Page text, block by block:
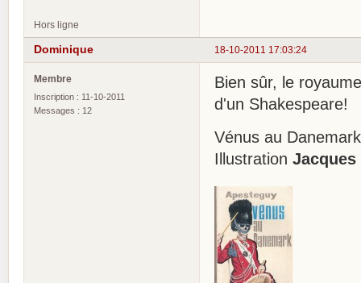
Hors ligne
18-10-2011 17:03:24
Dominique
Membre
Inscription : 11-10-2011
Messages : 12
Bien sûr, le
d'un Shakespeare!
Vénus au
Illustration Jacques